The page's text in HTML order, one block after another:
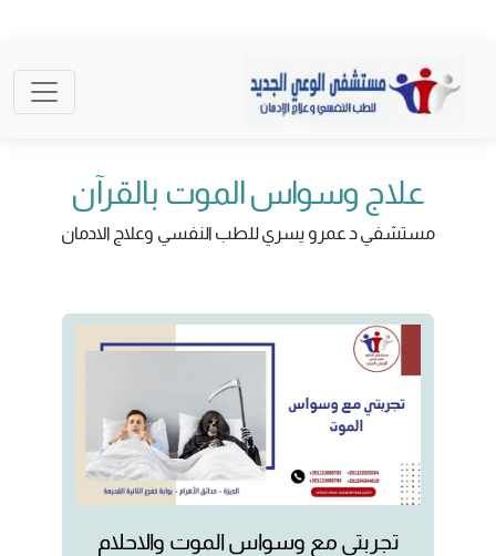
علاج وسواس الموت بالقرآن
مستشفي د عمرو يسري للطب النفسي وعلاج الادمان
تجربتي مع وسواس الموت والاحلام